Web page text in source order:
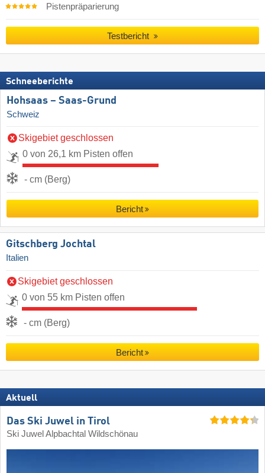
Pistenpräparierung
Testbericht
Schneeberichte
Hohsaas – Saas-Grund
Schweiz
Skigebiet geschlossen
0 von 26,1 km Pisten offen
- cm (Berg)
Bericht
Gitschberg Jochtal
Italien
Skigebiet geschlossen
0 von 55 km Pisten offen
- cm (Berg)
Bericht
Aktuell
Das Ski Juwel in Tirol
Ski Juwel Alpbachtal Wildschönau